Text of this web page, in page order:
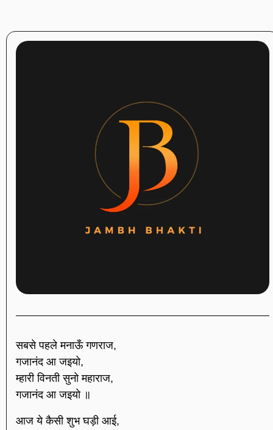
सबसे पहले मनाऊँ गणराज,
गजानंद आ जइयो,
म्हारी विनती सुनो महाराज,
गजानंद आ जइयो ॥
आज ये कैसी शुभ घड़ी आई,